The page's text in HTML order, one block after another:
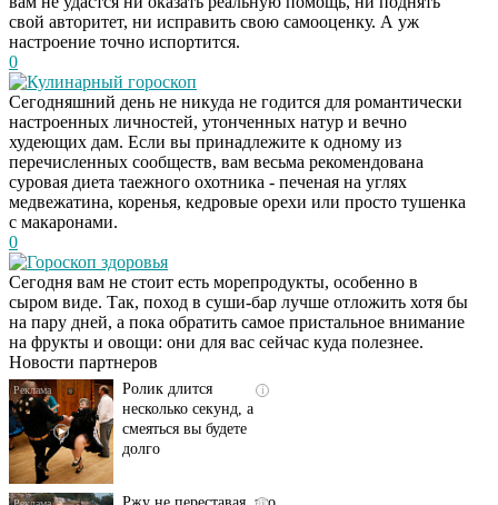
свой авторитет, ни исправить свою самооценку. А уж
настроение точно испортится.
0
Кулинарный гороскоп
Сегодняшний день не никуда не годится для романтически
настроенных личностей, утонченных натур и вечно
худеющих дам. Если вы принадлежите к одному из
перечисленных сообществ, вам весьма рекомендована
суровая диета таежного охотника - печеная на углях
медвежатина, коренья, кедровые орехи или просто тушенка
с макаронами.
0
Гороскоп здоровья
Сегодня вам не стоит есть морепродукты, особенно в
сыром виде. Так, поход в суши-бар лучше отложить хотя бы
на пару дней, а пока обратить самое пристальное внимание
на фрукты и овощи: они для вас сейчас куда полезнее.
Новости партнеров
Скрытая камера на
пляже Крыма: Что
люди вытворяют, когда
их не видят...
i
Ролик длится
несколько секунд, а
смеяться вы будете
i
Ржу не переставая, это